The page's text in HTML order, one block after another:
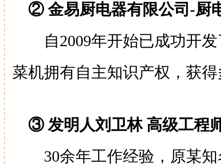
② 金易厨电器有限公司-厨
自2009年开始已成功开发
菜机拥有自主知识产权，获
③ 发明人刘卫林 高级工程
30余年工作经验，原某知